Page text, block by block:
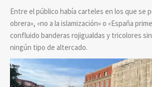
Entre el público había carteles en los que se
obrera», «no a la islamización» o «España
confluido banderas rojigualdas y tricolores
ningún tipo de altercado.